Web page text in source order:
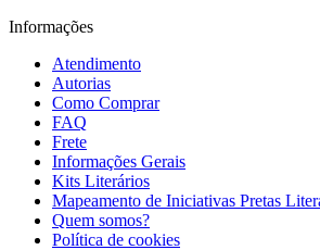
Informações
Atendimento
Autorias
Como Comprar
FAQ
Frete
Informações Gerais
Kits Literários
Mapeamento de Iniciativas Pretas
Quem somos?
Política de cookies